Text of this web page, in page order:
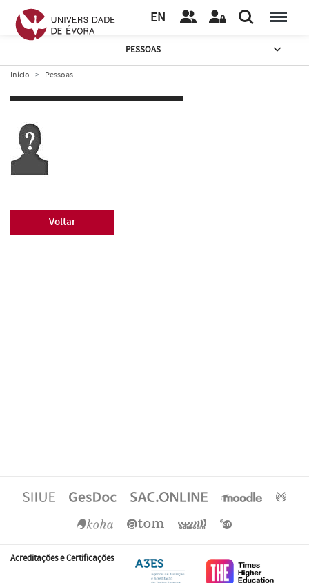
EN
PESSOAS
Início Pessoas
Voltar
Acreditações e Certificações